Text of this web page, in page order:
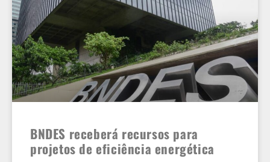
BNDES receberá recursos para
projetos de eficiência energética